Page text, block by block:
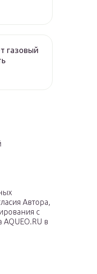
газовый
Автора,
с
в